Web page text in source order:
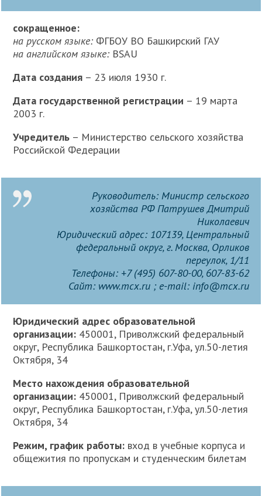
сокращенное:
на русском языке: ФГБОУ ВО Башкирский ГАУ
на английском языке: BSAU
Дата создания – 23 июля 1930 г.
Дата государственной регистрации – 19 марта
2003 г.
Учредитель – Министерство сельского хозяйства
Российской Федерации
Руководитель:Министр сельского
хозяйства РФ Патрушев Дмитрий
Николаевич
Юридический адрес: 107139, Центральный
федеральный округ, г. Москва, Орликов
переулок, 1/11
Телефоны: +7 (495) 607-80-00, 607-83-62
Сайт: www.mcx.ru ; e-mail: info@mcx.ru
Юридический адрес образовательной
организации: 450001, Приволжский федеральный
округ, Республика Башкортостан, г.Уфа, ул.50-летия
Октября, 34
Место нахождения образовательной
организации: 450001, Приволжский федеральный
округ, Республика Башкортостан, г.Уфа, ул.50-летия
Октября, 34
Режим, график работы: вход в учебные корпуса и
общежития по пропускам и студенческим билетам